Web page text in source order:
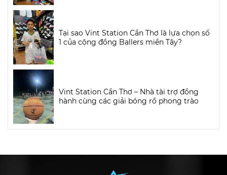
Tại sao Vint Station Cần Thơ là lựa chọn số
1 của cộng đồng Ballers miền Tây?
Vint Station Cần Thơ – Nhà tài trợ đồng
hành cùng các giải bóng rổ phong trào